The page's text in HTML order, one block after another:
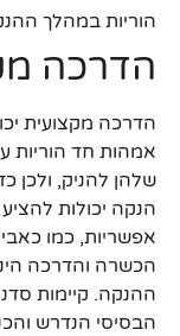
הוריות במהלך
הדרכה
הדרכה מקצועית
אמהות חד הוריות
שלהן להניק, ולכן
הנקה יכולות
אפשריות, כמו
הכשרה והדרכה
ההנקה. קיימות
הבסיסי הנדרש